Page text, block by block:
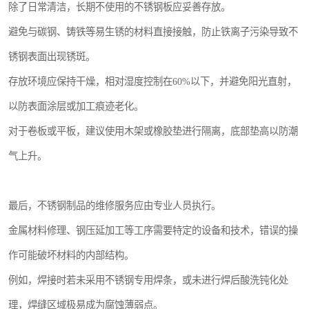
除了日常清洁，长期不使用的不锈钢板应妥善存放。
避免与碳钢、铸铁等易生锈的材料直接接触，防止铁离子污染导致不
锈钢表面出现锈斑。
存放环境应保持干燥，相对湿度控制在60%以下，并避免阳光直射，
以防表面涂层或加工痕迹老化。
对于卷板或平板，建议使用木架或橡胶垫进行隔离，底部垫高以防潮
气上升。
最后，不锈钢制品的维修服务应由专业人员执行。
金属材料修理、钢压延加工等工序需要特定的设备和技术，错误的操
作可能破坏材料的内部结构。
例如，焊接时若未采用不锈钢专用焊条，或未进行焊后酸洗钝化处
理，焊缝区域极易成为腐蚀薄弱点。